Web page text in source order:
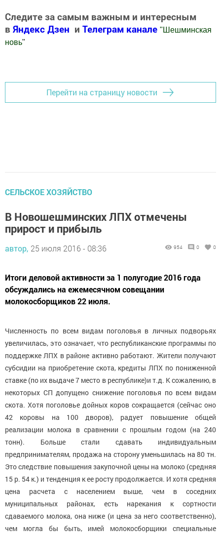
Следите за самым важным и интересным
в Яндекс Дзен и Телеграм канале " Шешминская
новь"
Перейти на страницу новости
СЕЛЬСКОЕ ХОЗЯЙСТВО
В Новошешминских ЛПХ отмечены
прирост и прибыль
автор, 25 июля 2016 - 08:36 954 0 0
Итоги деловой активности за 1 полугодие 2016 года
обсуждались на ежемесячном совещании
молокосборщиков 22 июля.
Численность по всем видам поголовья в личных подворьях
увеличилась, это означает, что республиканские программы по
поддержке ЛПХ в районе активно работают. Жители получают
субсидии на приобретение скота, кредиты ЛПХ по пониженной
ставке (по их выдаче 7 место в республике)и т.д. К сожалению, в
некоторых СП допущено снижение поголовья по всем видам
скота. Хотя поголовье дойных коров сокращается (сейчас оно
42 коровы на 100 дворов), радует повышение общей
реализации молока в сравнении с прошлым годом (на 240
тонн). Больше стали сдавать индивидуальным
предпринимателям, продажа на сторону уменьшилась на 80 тн.
Это следствие повышения закупочной цены на молоко (средняя
15 р. 54 к.) и тенденция к ее росту продолжается. И хотя средняя
цена расчета с населением выше, чем в соседних
муниципальных районах, есть нарекания к сортности
сдаваемого молока, она ниже (и цена за него соответственно),
чем могла бы быть, имей молокосборщики специальные